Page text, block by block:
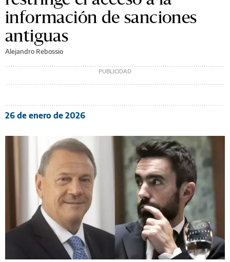
información de sanciones
antiguas
Alejandro Rebossio
26 de enero de 2026